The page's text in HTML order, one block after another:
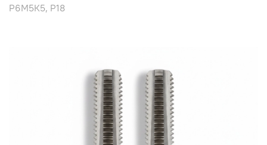
Р6М5К5, Р18